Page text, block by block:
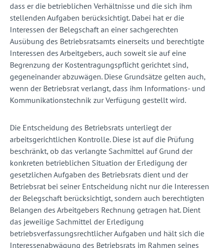
dass er die betrieblichen Verhältnisse und die sich ihm
stellenden Aufgaben berücksichtigt. Dabei hat er die
Interessen der Belegschaft an einer sachgerechten
Ausübung des Betriebsratsamts einerseits und berechtigte
Interessen des Arbeitgebers, auch soweit sie auf eine
Begrenzung der Kostentragungspflicht gerichtet sind,
gegeneinander abzuwägen. Diese Grundsätze gelten auch,
wenn der Betriebsrat verlangt, dass ihm Informations- und
Kommunikationstechnik zur Verfügung gestellt wird.
Die Entscheidung des Betriebsrats unterliegt der
arbeitsgerichtlichen Kontrolle. Diese ist auf die Prüfung
beschränkt, ob das verlangte Sachmittel auf Grund der
konkreten betrieblichen Situation der Erledigung der
gesetzlichen Aufgaben des Betriebsrats dient und der
Betriebsrat bei seiner Entscheidung nicht nur die Interessen
der Belegschaft berücksichtigt, sondern auch berechtigten
Belangen des Arbeitgebers Rechnung getragen hat. Dient
das jeweilige Sachmittel der Erledigung
betriebsverfassungsrechtlicher Aufgaben und hält sich die
Interessenabwägung des Betriebsrats im Rahmen seines